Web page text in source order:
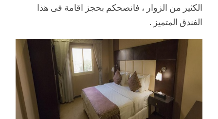
الكثير من الزوار ، فانصحكم بحجز اقامة فى هذا
الفندق المتميز .